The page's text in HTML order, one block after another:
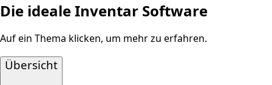
Die ideale Inventar Software
Auf ein Thema klicken, um mehr zu erfahren.
Übersicht